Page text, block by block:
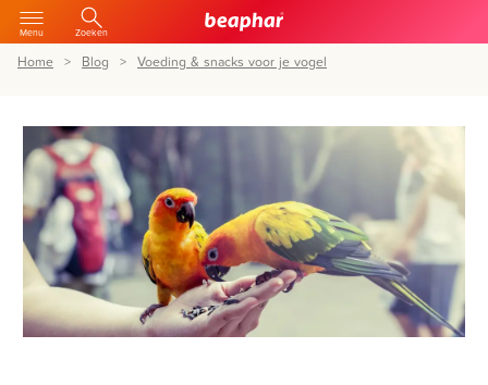
Menu Zoeken
Home Blog Voeding & snacks voor je vogel